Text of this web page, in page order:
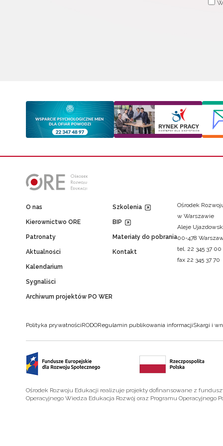
O nas
Kierownictwo ORE
Patronaty
Aktualności
Kalendarium
Sygnaliści
Archiwum projektów PO WER
Szkolenia
BIP
Materiały do pobrania
Kontakt
Ośrodek
w Warszawie
Aleje
00-478
tel. 22 345 37 00
fax 22 345 37 70
Polityka prywatnościRODORegulamin publikowania informacjiSkargi i
Ośrodek Rozwoju Edukacji realizuje projekty dofinansowane z
Operacyjnego Wiedza Edukacja Rozwój oraz Programu Operacyjnego